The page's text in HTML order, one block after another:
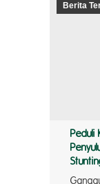
Berita
Peduli